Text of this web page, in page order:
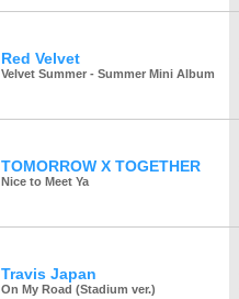
Red Velvet
Velvet Summer - Summer Mini Album
TOMORROW X TOGETHER
Nice to Meet Ya
Travis Japan
On My Road (Stadium ver.)